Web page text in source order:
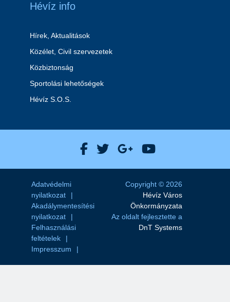
Hévíz info
Hírek, Aktualitások
Közélet, Civil szervezetek
Közbiztonság
Sportolási lehetőségek
Hévíz S.O.S.
Hévíz Város Facebook
Hévíz Város X
Hévíz Város
Hévíz Város
Adatvédelmi
nyilatkozat
Akadálymentesítési
nyilatkozat
Felhasználási
feltételek
Impresszum
Copyright © 2026
Hévíz Város
Önkormányzata
Az oldalt fejlesztette a
DnT Systems